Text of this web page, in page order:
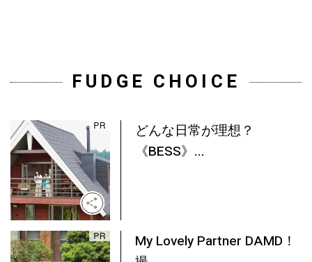
FUDGE CHOICE
どんな日常が理想？
《BESS》...
My Lovely Partner DAMD！